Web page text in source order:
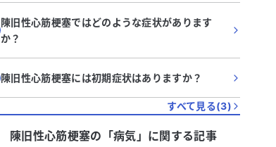
陳旧性心筋梗塞ではどのような症状があります
か？
陳旧性心筋梗塞には初期症状はありますか？
すべて見る(3)
陳旧性心筋梗塞の「病気 」に関する記事